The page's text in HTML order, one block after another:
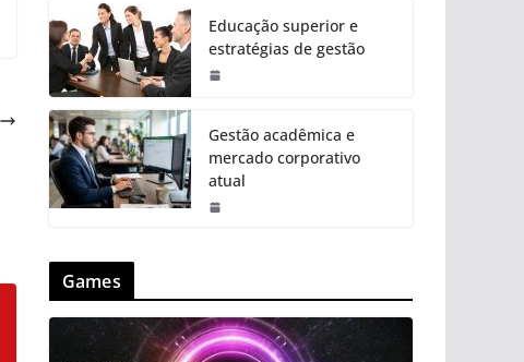
Educação superior e
estratégias de gestão
Gestão acadêmica e
mercado corporativo
atual
Games